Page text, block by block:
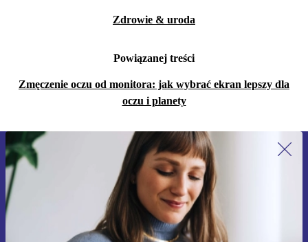
Zdrowie & uroda
Powiązanej treści
Zmęczenie oczu od monitora: jak wybrać ekran lepszy dla
oczu i planety
Zapisz się na nasz newsletter!
Nie przegap żadnej oferty.